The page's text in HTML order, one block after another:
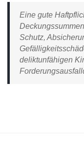
Eine gute
Schutz,
deliktunfähigen